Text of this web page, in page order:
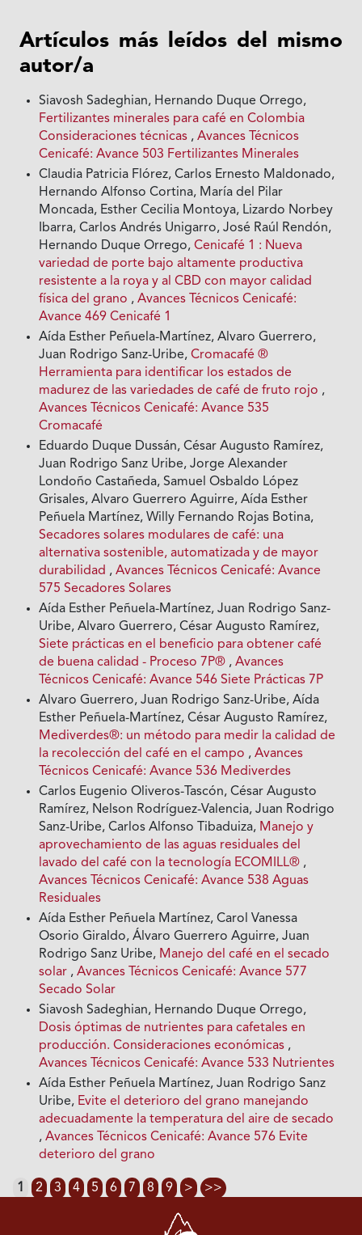
Artículos más leídos del mismo
autor/a
Siavosh Sadeghian, Hernando Duque Orrego,
Fertilizantes minerales para café en Colombia
Consideraciones técnicas ,Avances Técnicos
Cenicafé: Avance 503 Fertilizantes Minerales
Claudia Patricia Flórez, Carlos Ernesto Maldonado,
Hernando Alfonso Cortina, María del Pilar
Moncada, Esther Cecilia Montoya, Lizardo Norbey
Ibarra, Carlos Andrés Unigarro, José Raúl Rendón,
Hernando Duque Orrego,Cenicafé 1 : Nueva
variedad de porte bajo altamente productiva
resistente a la roya y al CBD con mayor calidad
física del grano ,Avances Técnicos Cenicafé:
Avance 469 Cenicafé 1
Aída Esther Peñuela-Martínez, Alvaro Guerrero,
Juan Rodrigo Sanz-Uribe,Cromacafé ®
Herramienta para identificar los estados de
madurez de las variedades de café de fruto rojo ,
Avances Técnicos Cenicafé: Avance 535
Cromacafé
Eduardo Duque Dussán, César Augusto Ramírez,
Juan Rodrigo Sanz Uribe, Jorge Alexander
Londoño Castañeda, Samuel Osbaldo López
Grisales, Alvaro Guerrero Aguirre, Aída Esther
Peñuela Martínez, Willy Fernando Rojas Botina,
Secadores solares modulares de café: una
alternativa sostenible, automatizada y de mayor
durabilidad ,Avances Técnicos Cenicafé: Avance
575 Secadores Solares
Aída Esther Peñuela-Martínez, Juan Rodrigo Sanz-
Uribe, Alvaro Guerrero, César Augusto Ramírez,
Siete prácticas en el beneficio para obtener café
de buena calidad - Proceso 7P® ,Avances
Técnicos Cenicafé: Avance 546 Siete Prácticas 7P
Alvaro Guerrero, Juan Rodrigo Sanz-Uribe, Aída
Esther Peñuela-Martínez, César Augusto Ramírez,
Mediverdes®: un método para medir la calidad de
la recolección del café en el campo ,Avances
Técnicos Cenicafé: Avance 536 Mediverdes
Carlos Eugenio Oliveros-Tascón, César Augusto
Ramírez, Nelson Rodríguez-Valencia, Juan Rodrigo
Sanz-Uribe, Carlos Alfonso Tibaduiza, Manejo y
aprovechamiento de las aguas residuales del
lavado del café con la tecnología ECOMILL® ,
Avances Técnicos Cenicafé: Avance 538 Aguas
Residuales
Aída Esther Peñuela Martínez, Carol Vanessa
Osorio Giraldo, Álvaro Guerrero Aguirre, Juan
Rodrigo Sanz Uribe, Manejo del café en el secado
solar ,Avances Técnicos Cenicafé: Avance 577
Secado Solar
Siavosh Sadeghian, Hernando Duque Orrego,
Dosis óptimas de nutrientes para cafetales en
producción. Consideraciones económicas ,
Avances Técnicos Cenicafé: Avance 533 Nutrientes
Aída Esther Peñuela Martínez, Juan Rodrigo Sanz
Uribe, Evite el deterioro del grano manejando
adecuadamente la temperatura del aire de secado
,Avances Técnicos Cenicafé: Avance 576 Evite
deterioro del grano
1 2 3 4 5 6 7 8 9 > >>